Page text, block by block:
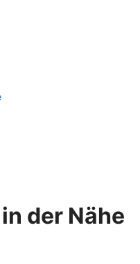
der Nähe